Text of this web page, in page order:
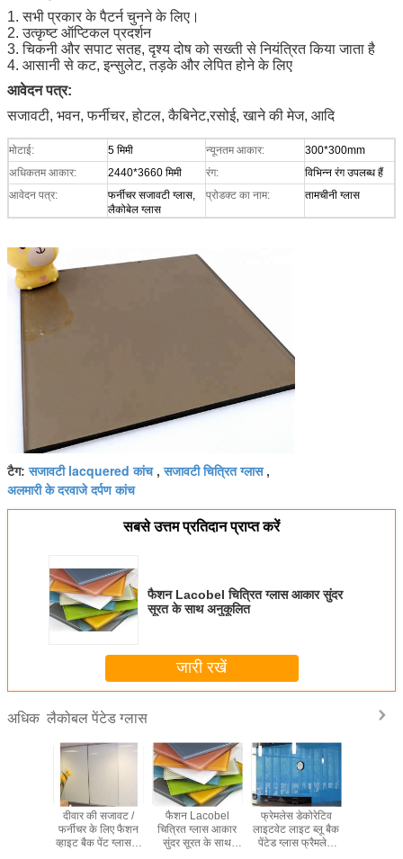
1. सभी प्रकार के पैटर्न चुनने के लिए।
2. उत्कृष्ट ऑप्टिकल प्रदर्शन
3. चिकनी और सपाट सतह, दृश्य दोष को सख्ती से नियंत्रित किया जाता है
4. आसानी से कट, इन्सुलेट, तड़के और लेपित होने के लिए
आवेदन पत्र:
सजावटी, भवन, फर्नीचर, होटल, कैबिनेट,रसोई, खाने की मेज, आदि
मोटाई: 5 मिमी न्यूनतम आकार:
300*300mm
अधिकतम आकार:
2440*3660 मिमी रंग:
विभिन्न रंग उपलब्ध हैं
आवेदन पत्र:
फर्नीचर सजावटी ग्लास,
लैकोबेल ग्लास
प्रोडक्ट का नाम: तामचीनी ग्लास
टैग:सजावटी lacquered कांच,सजावटी चित्रित ग्लास,
अलमारी के दरवाजे दर्पण कांच
सबसे उत्तम प्रतिदान प्राप्त करें
फैशन Lacobel चित्रित ग्लास आकार सुंदर
सूरत के साथ अनुकूलित
जारी रखें
अधिक लैकोबल पेंटेड ग्लास
दीवार की सजावट /
फर्नीचर के लिए फैशन
व्हाइट बैक पेंट ग्लास 3
फैशन Lacobel
चित्रित ग्लास आकार
सुंदर सूरत के साथ
फ्रेमलेस डेकोरेटिव
लाइटवेट लाइट ब्लू बैक
पेंटेड ग्लास फ्रैमलेस